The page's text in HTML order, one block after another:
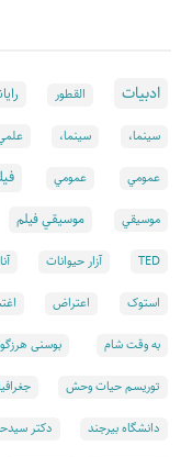
ادبيات القطور
سینما، سینما،
عمومي عمومي
موسيقي موسيقي فيلم
TED آزار حیوانات
استوک اعتراض
به وقت شام بوسنی
توریسم حیات وحش
دانشگاه بیرجند دکتر